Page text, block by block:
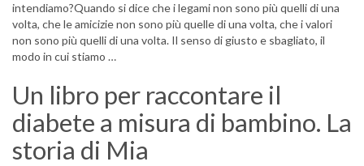
intendiamo?Quando si dice che i legami non sono più quelli di una
volta, che le amicizie non sono più quelle di una volta, che i valori
non sono più quelli di una volta. Il senso di giusto e sbagliato, il
modo in cui stiamo …
Un libro per raccontare il
diabete a misura di bambino. La
storia di Mia